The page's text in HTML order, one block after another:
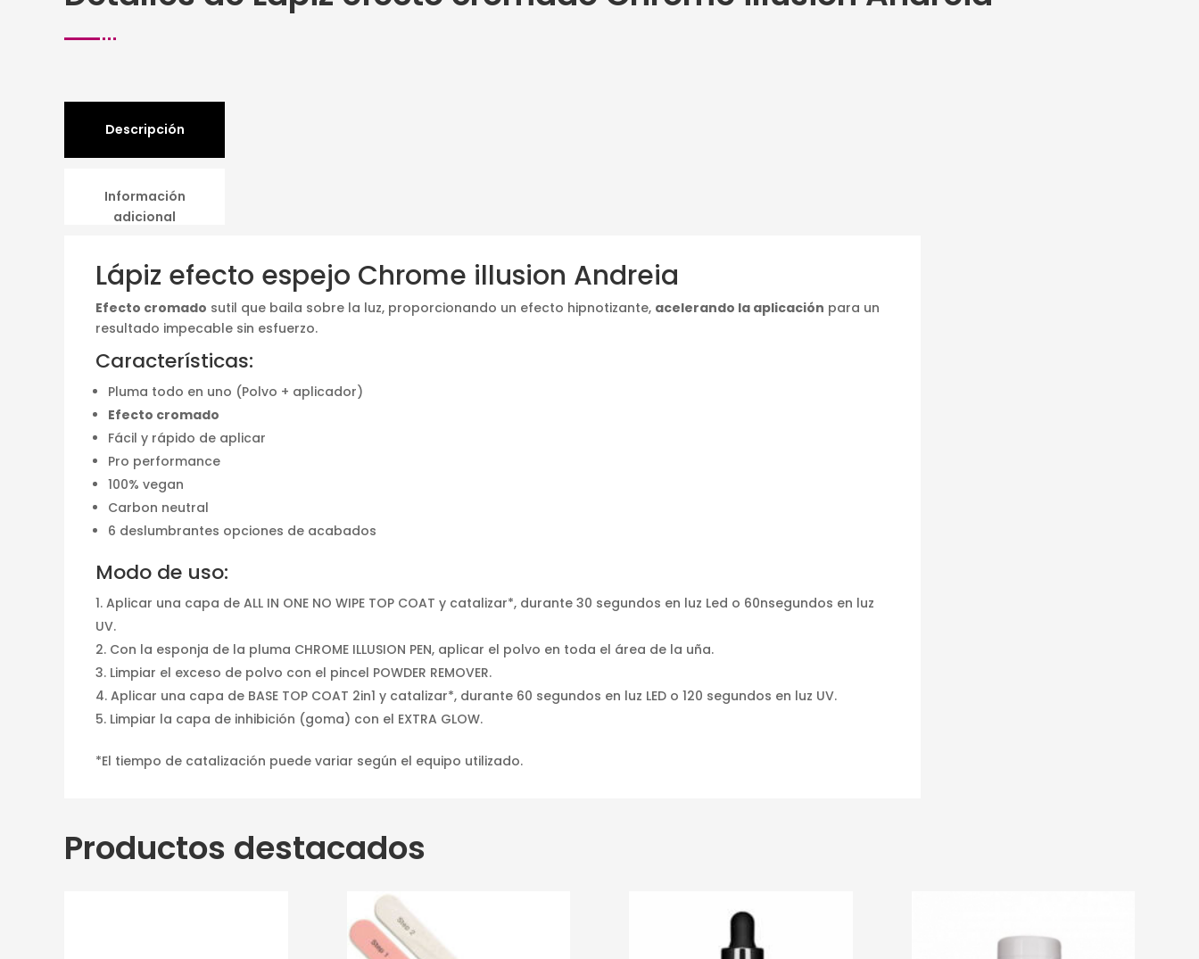
Descripción
Información
adicional
Lápiz efecto espejo Chrome illusion Andreia
Efecto cromado sutil que baila sobre la luz, proporcionando un efecto hipnotizante, acelerando la aplicación para un
resultado impecable sin esfuerzo.
Características:
Pluma todo en uno (Polvo + aplicador)
Efecto cromado
Fácil y rápido de aplicar
Pro performance
100% vegan
Carbon neutral
6 deslumbrantes opciones de acabados
Modo de uso:
Aplicar una capa de ALL IN ONE NO WIPE TOP COAT y catalizar*, durante 30 segundos en luz Led o 60nsegundos en luz
UV.
Con la esponja de la pluma CHROME ILLUSION PEN, aplicar el polvo en toda el área de la uña.
Limpiar el exceso de polvo con el pincel POWDER REMOVER.
Aplicar una capa de BASE TOP COAT 2in1 y catalizar*, durante 60 segundos en luz LED o 120 segundos en luz UV.
Limpiar la capa de inhibición (goma) con el EXTRA GLOW.
*El tiempo de catalización puede variar según el equipo utilizado.
Productos destacados